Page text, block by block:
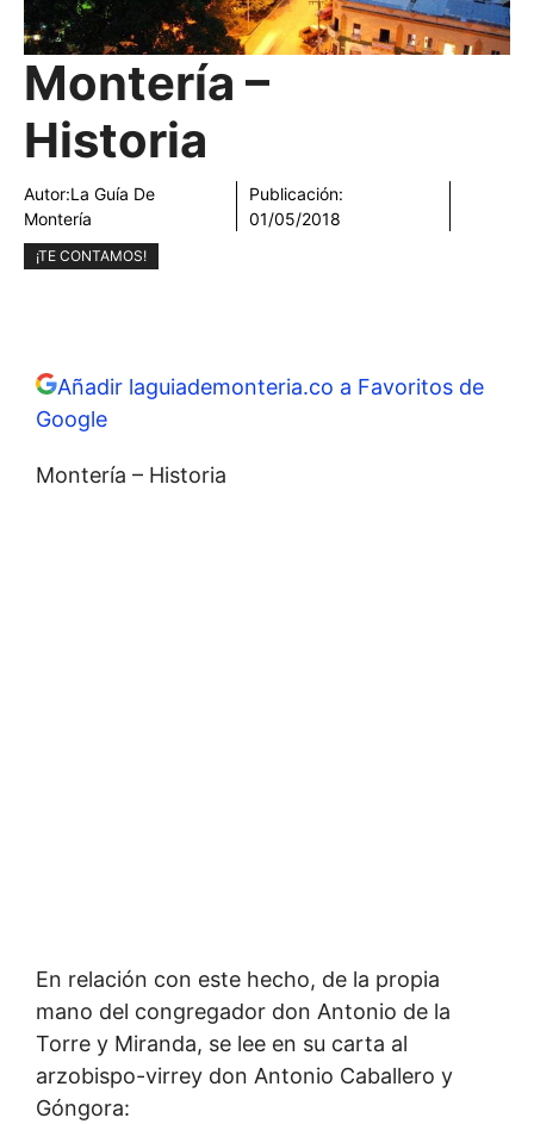
Montería –
Historia
Autor:La Guía De
Montería
Publicación:
01/05/2018
¡TE CONTAMOS!
Añadir laguiademonteria.co a Favoritos de
Google
Montería – Historia
En relación con este hecho, de la propia
mano del congregador don Antonio de la
Torre y Miranda, se lee en su carta al
arzobispo-virrey don Antonio Caballero y
Góngora: